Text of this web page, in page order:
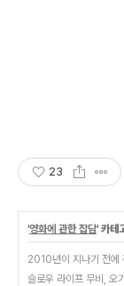
23
'영화에 관한 잡담' 카테
2010년이 지나기 전에
슬로우 라이프 무비, 오